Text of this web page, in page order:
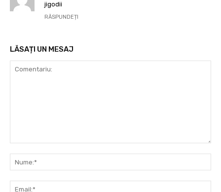
jigodii
RĂSPUNDEȚI
LĂSAȚI UN MESAJ